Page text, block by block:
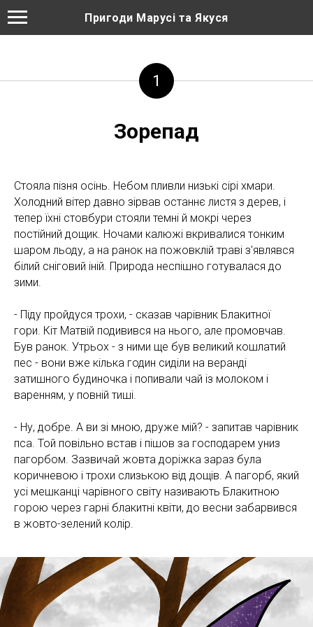
Пригоди Марусі та Якуся
1
Зорепад
Стояла пізня осінь. Небом пливли низькі сірі хмари.
Холодний вітер давно зірвав останнє листя з дерев, і
тепер їхні стовбури стояли темні й мокрі через
постійний дощик. Ночами калюжі вкривалися тонким
шаром льоду, а на ранок на пожовклій траві з'являвся
білий сніговий іній. Природа неспішно готувалася до
зими.
- Піду пройдуся трохи, - сказав чарівник Блакитної
гори. Кіт Матвій подивився на нього, але промовчав.
Був ранок. Утрьох - з ними ще був великий кошлатий
пес - вони вже кілька годин сиділи на веранді
затишного будиночка і попивали чай із молоком і
варенням, у повній тиші.
- Ну, добре. А ви зі мною, друже мій? - запитав чарівник
пса. Той повільно встав і пішов за господарем униз
пагорбом. Зазвичай жовта доріжка зараз була
коричневою і трохи слизькою від дощів. А пагорб, який
усі мешканці чарівного світу називають Блакитною
горою через гарні блакитні квіти, до весни забарвився
в жовто-зелений колір.